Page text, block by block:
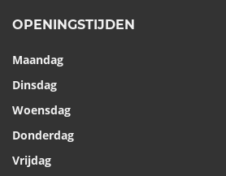
OPENINGSTIJDEN
Maandag
Dinsdag
Woensdag
Donderdag
Vrijdag